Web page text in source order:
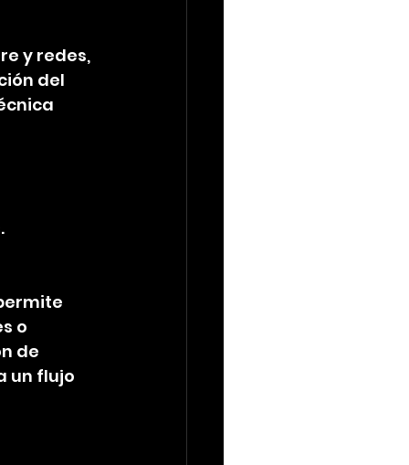
y redes,
del
o
de
un flujo